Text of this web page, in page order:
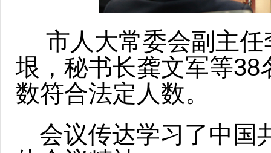
市人大常委会副主
垠，秘书长龚文军等
数符合法定人数。
会议传达学习了中国